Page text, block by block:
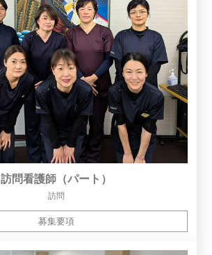
訪問看護師（パート）
訪問
募集要項